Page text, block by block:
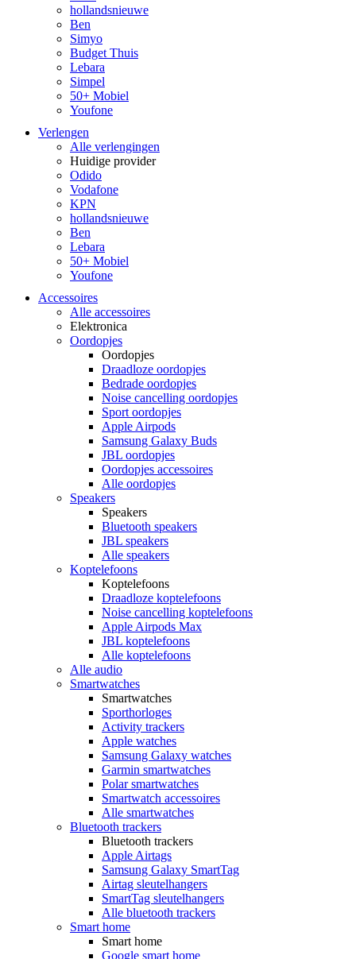
hollandsnieuwe
Ben
Simyo
Budget Thuis
Lebara
Simpel
50+ Mobiel
Youfone
Verlengen
Alle verlengingen
Huidige provider
Odido
Vodafone
KPN
hollandsnieuwe
Ben
Lebara
50+ Mobiel
Youfone
Accessoires
Alle accessoires
Elektronica
Oordopjes
Oordopjes
Draadloze oordopjes
Bedrade oordopjes
Noise cancelling oordopjes
Sport oordopjes
Apple Airpods
Samsung Galaxy Buds
JBL oordopjes
Oordopjes accessoires
Alle oordopjes
Speakers
Speakers
Bluetooth speakers
JBL speakers
Alle speakers
Koptelefoons
Koptelefoons
Draadloze koptelefoons
Noise cancelling koptelefoons
Apple Airpods Max
JBL koptelefoons
Alle koptelefoons
Alle audio
Smartwatches
Smartwatches
Sporthorloges
Activity trackers
Apple watches
Samsung Galaxy watches
Garmin smartwatches
Polar smartwatches
Smartwatch accessoires
Alle smartwatches
Bluetooth trackers
Bluetooth trackers
Apple Airtags
Samsung Galaxy SmartTag
Airtag sleutelhangers
SmartTag sleutelhangers
Alle bluetooth trackers
Smart home
Smart home
Google smart home